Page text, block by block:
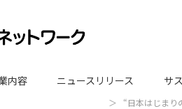
内容 ニュースリリース サ
“日本はじまり